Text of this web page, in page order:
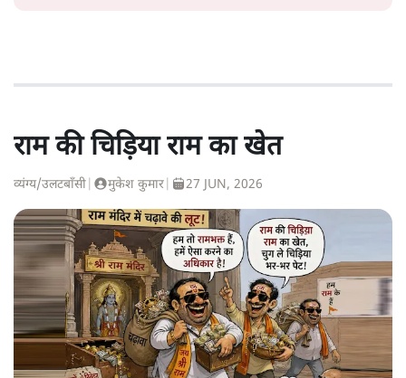
राम की चिड़िया राम का खेत
व्यंग्य/उलटबाँसी मुकेश कुमार 27 JUN, 2026